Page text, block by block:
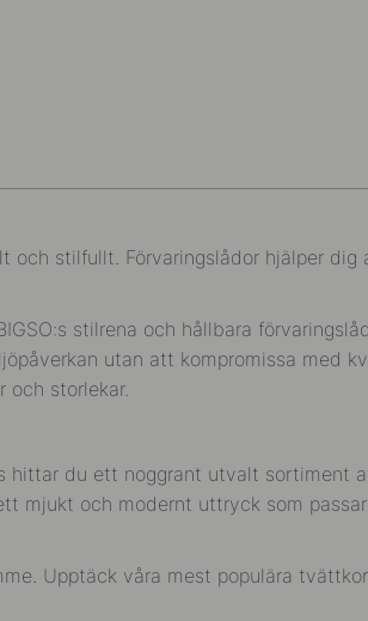
stilfullt. Förvaringslådor hjälper dig
stilrena och hållbara
utan att kompromissa med
och storlekar.
du ett noggrant utvalt sortiment
mjukt och modernt uttryck som
Upptäck våra mest populära